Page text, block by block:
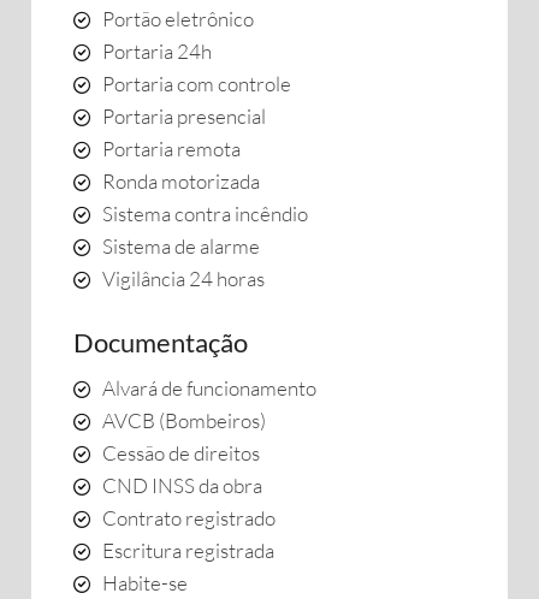
Portão eletrônico
Portaria 24h
Portaria com controle
Portaria presencial
Portaria remota
Ronda motorizada
Sistema contra incêndio
Sistema de alarme
Vigilância 24 horas
Documentação
Alvará de funcionamento
AVCB (Bombeiros)
Cessão de direitos
CND INSS da obra
Contrato registrado
Escritura registrada
Habite-se